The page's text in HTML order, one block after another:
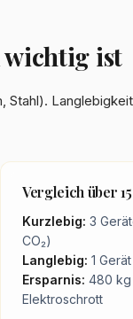
wichtig ist
Vergleich über
Kurzlebig: 3
CO₂)
Langlebig: 1
Ersparnis: 480 kg
Elektroschrott